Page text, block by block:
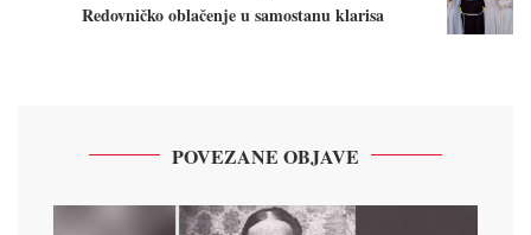
Redovničko oblačenje u samostanu klarisa
POVEZANE OBJAVE